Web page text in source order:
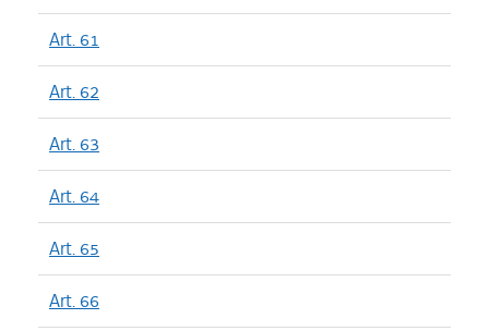
Art. 61
Art. 62
Art. 63
Art. 64
Art. 65
Art. 66